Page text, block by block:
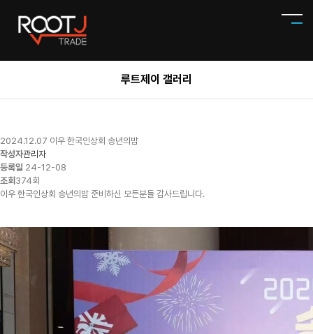
루트제이 갤러리
2024.12.07 이우 한국인상회 송년의밤
작성자관리자
등록일 24-12-08
조회 374회
이우 한국인상회 송년의밤 준비하신 모든분들 감사드립니다.